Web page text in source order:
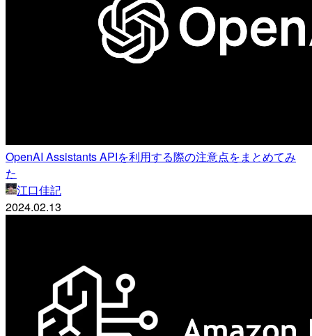
OpenAI Assistants APIを利用する際の注意点をまとめてみ
た
江口佳記
2024.02.13